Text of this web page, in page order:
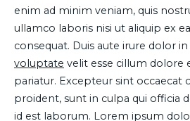
enim ad minim veniam, quis
ullamco laboris nisi ut aliquip ex
consequat. Duis aute irure dolor
voluptate velit esse cillum dolore
pariatur. Excepteur sint occaecat
proident, sunt in culpa qui officia
id est laborum. Lorem ipsum